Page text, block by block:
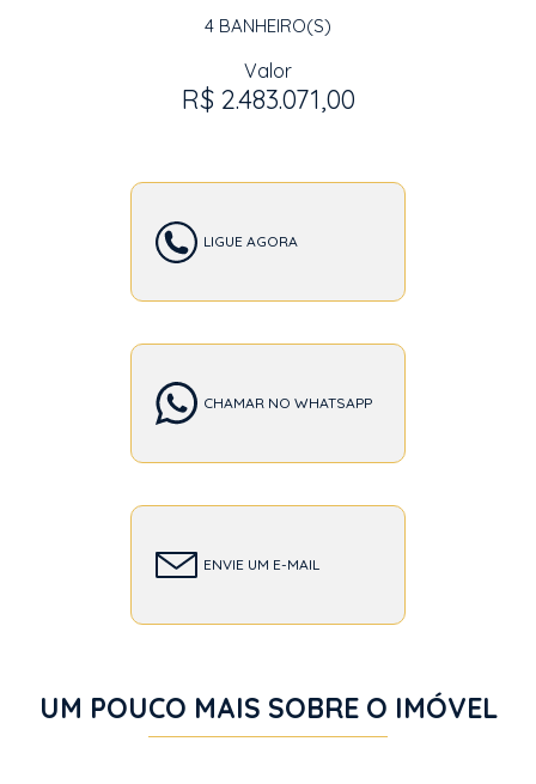
4 BANHEIRO(S)
Valor
R$ 2.483.071,00
LIGUE AGORA
CHAMAR NO WHATSAPP
ENVIE UM E-MAIL
UM POUCO MAIS SOBRE O IMÓVEL